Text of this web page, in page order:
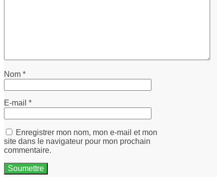
Nom *
E-mail *
Enregistrer mon nom, mon e-mail et mon
site dans le navigateur pour mon prochain
commentaire.